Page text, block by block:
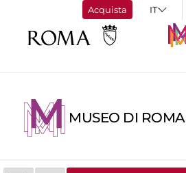
Acquista
MUSEO DI ROMA